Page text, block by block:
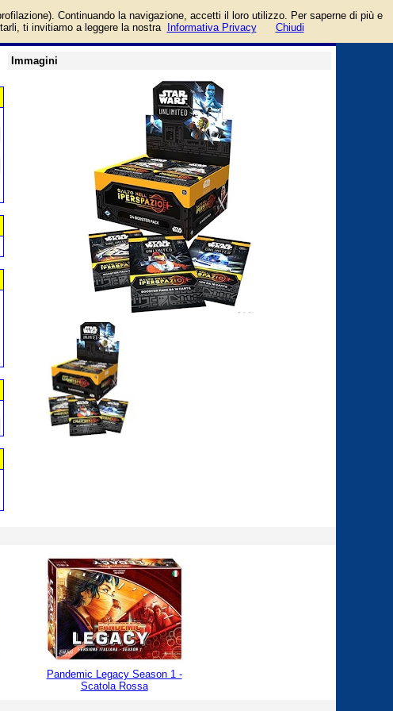
guida
Prodotto da Asmodee Italia
Immagini
Pandemic Legacy Season 1 -
Scatola Rossa
Continuando la navigazione, accetti il loro utilizzo. Per saperne di più e
ti invitiamo a leggere la nostra
Informativa Privacy Chiudi